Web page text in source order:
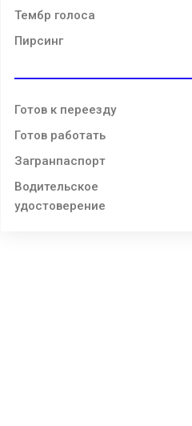
Тембр голоса
Пирсинг
Готов к переезду
Готов работать
Загранпаспорт
Водительское
удостоверение